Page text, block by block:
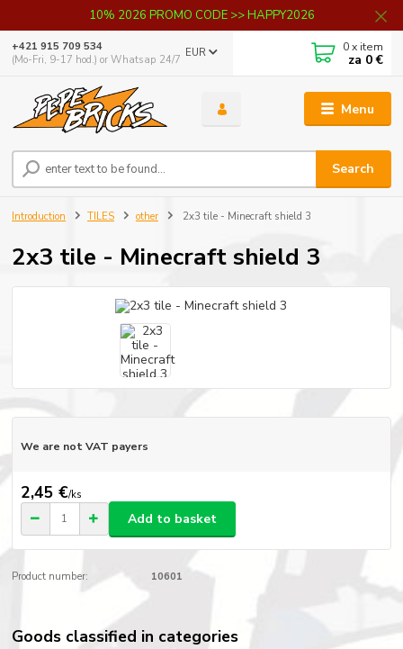
10% 2026 PROMO CODE >> HAPPY2026
Menu
EUR
Search
+421 915 709 534
(Mo-Fri, 9-17 hod.) or Whatsap 24/7
0x item
za 0 €
Introduction TILES other 2x3 tile - Minecraft shield 3
2x3 tile - Minecraft shield 3
We are not VAT payers
2,45 €/ks
Add to basket
Product number: 10601
Goods classified in categories